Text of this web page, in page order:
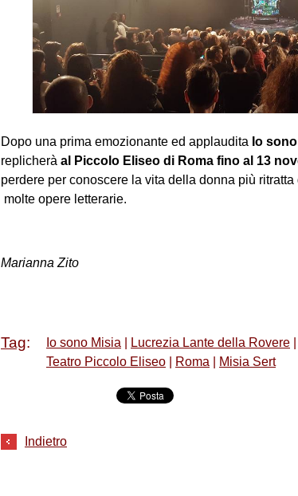
Dopo una prima emozionante ed applaudita Io
replicherà al Piccolo Eliseo di Roma fino al 13
perdere per conoscere la vita della donna più
molte opere letterarie.
Marianna Zito
Tag: Io sono Misia Lucrezia Lante della Rovere
Teatro Piccolo Eliseo
Roma Misia Sert
Indietro